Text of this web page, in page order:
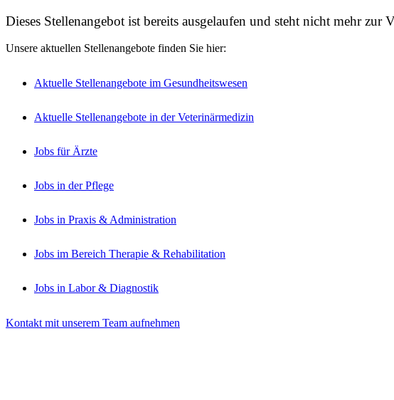
Dieses Stellenangebot ist bereits ausgelaufen und steht nicht mehr zur
Unsere aktuellen Stellenangebote finden Sie hier:
Aktuelle Stellenangebote im Gesundheitswesen
Aktuelle Stellenangebote in der Veterinärmedizin
Jobs für Ärzte
Jobs in der Pflege
Jobs in Praxis & Administration
Jobs im Bereich Therapie & Rehabilitation
Jobs in Labor & Diagnostik
Kontakt mit unserem Team aufnehmen